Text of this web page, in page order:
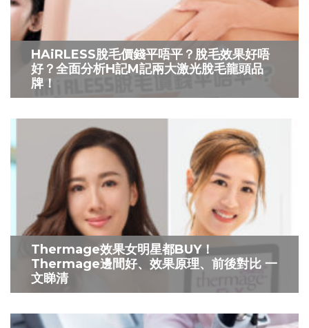
HAiRLESS脫毛價錢平唔平？脫毛效果好唔
好？全面分析H記M記兩大激光脫毛龍頭品
牌！
Thermage效果女明星都BUY！
Thermage邊間好、效果原理、前後對比 一
文睇清